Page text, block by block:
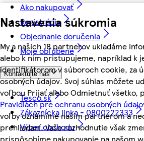
Nastavenia súkromia
My a našich 18 partnerov ukladáme
alebo k nim pristupujeme, napríklad k
identifikátorom v súboroch cookie, za
osobných údajov. Svoj súhlas môžete
voľbou Prijať alebo Odmietnuť všetko,
Pravidlách pre ochranu osobných
voľby oznámime našim partnerom a
prehliadaní. Vaše rozhodnutie však
prispôsobíme nakupovanie na našom
Ako nakupovať
Registrácia
Objednanie doručenia
Moje obľúbené
Kontaktujte nás
Tesco.sk
Zákaznícka linka - 0800222333
Výber obchodu